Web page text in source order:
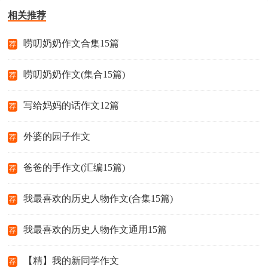
相关推荐
荐 唠叨奶奶作文合集15篇
荐 唠叨奶奶作文(集合15篇)
荐 写给妈妈的话作文12篇
荐 外婆的园子作文
荐 爸爸的手作文(汇编15篇)
荐 我最喜欢的历史人物作文(合集15篇)
荐 我最喜欢的历史人物作文通用15篇
荐 【精】我的新同学作文